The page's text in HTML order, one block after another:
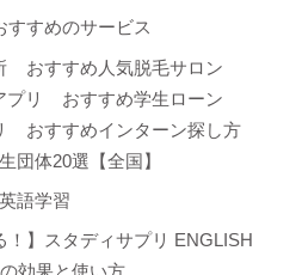
すすめのサービス
おすすめ人気脱毛サロン
リ
おすすめ学生ローン
おすすめインターン探し方
団体20選【全国】
英語学習
！】スタディサプリ ENGLISH